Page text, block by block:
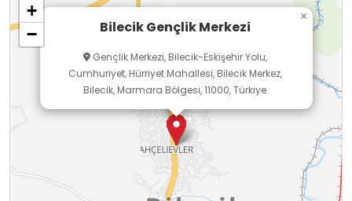
Bilecik Gençlik Merkezi
Gençlik Merkezi, Bilecik-Eskişehir Yolu,
Cumhuriyet, Hürriyet Mahallesi, Bilecik Merkez,
Bilecik, Marmara Bölgesi, 11000, Türkiye
×
+
−